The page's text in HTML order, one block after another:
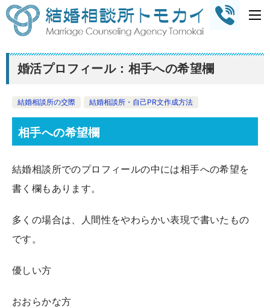
婚活プロフィール：相手への希望欄
結婚相談所の交際 結婚相談所・自己PR文作成方法
相手への希望欄
結婚相談所でのプロフィールの中には相手への希望を
書く欄もあります。
多くの場合は、人間性をやわらかい表現で書いたもの
です。
優しい方
おおらかな方